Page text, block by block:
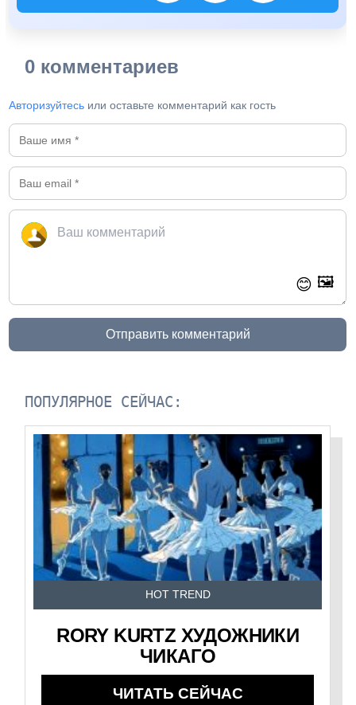
0 комментариев
Авторизуйтесь или оставьте комментарий как гость
😊 🖼️
Отправить комментарий
ПОПУЛЯРНОЕ СЕЙЧАС:
HOT TREND
RORY KURTZ ХУДОЖНИКИ
ЧИКАГО
ЧИТАТЬ СЕЙЧАС